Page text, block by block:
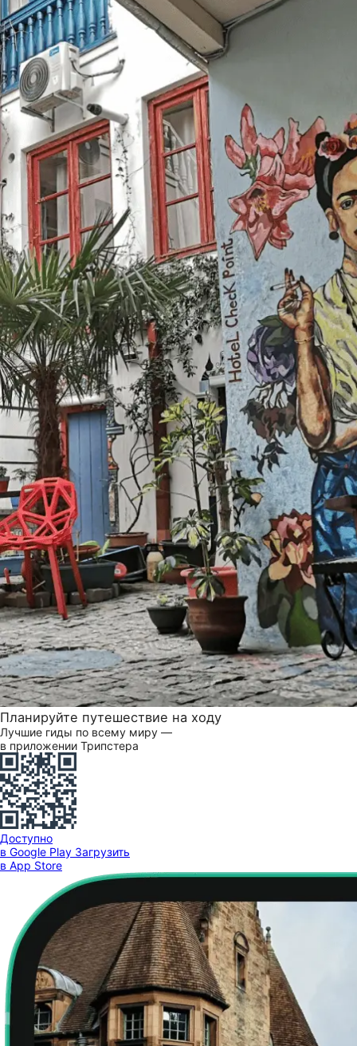
Планируйте путешествие на ходу
Лучшие гиды по всему миру —
в приложении Трипстера
Доступно
в Google Play Загрузить
в App Store